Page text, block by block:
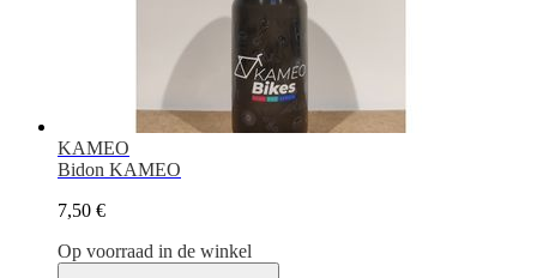
KAMEO
Bidon KAMEO
7,50 €
Op voorraad in de winkel